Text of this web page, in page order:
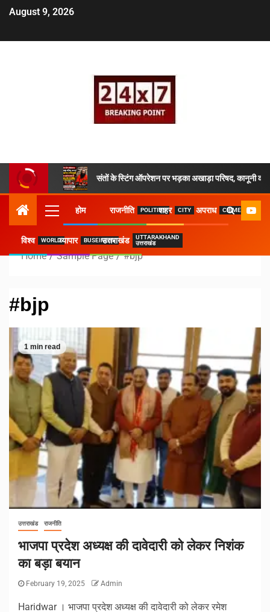
August 9, 2026
संतों के स्टिंग ऑपरेशन पर भड़का अखाड़ा परिषद, कानूनी
होम राजनीति POLITICSशहर CITY अपराध CRIME
विश्व WORLDव्यापार BUSEINESSउत्तराखंड
UTTARAKHAND
उत्तराखंड
Home Sample Page #bjp
#bjp
1 min read
उत्तराखंड राजनीति
भाजपा प्रदेश अध्यक्ष की दावेदारी को लेकर निशंक
का बड़ा बयान
February 19, 2025 Admin
Haridwar । भाजपा प्रदेश अध्यक्ष की दावेदारी को लेकर रमेश